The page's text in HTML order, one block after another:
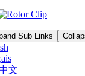
Sub Links
文